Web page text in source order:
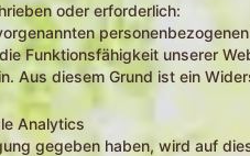
oder erforderlich:
Funktionsfähigkeit unserer
Aus diesem Grund ist ein
Analytics
gegeben haben, wird auf